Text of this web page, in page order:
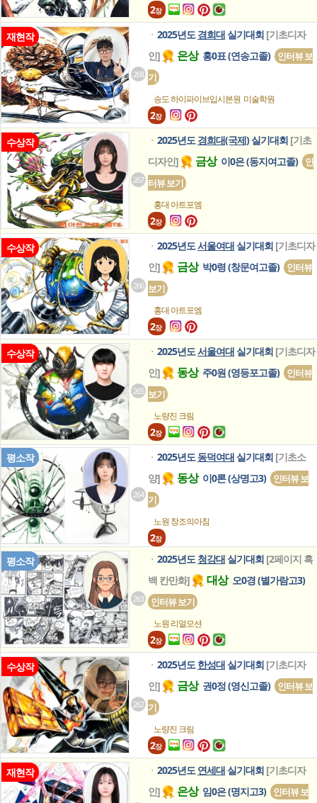
2장
재현작
268
ㆍ 2025년도 경희대 실기대회 [기초디자
인]
은상홍0표 (연송고졸)
인터뷰 보
기
송도 하이파이브입시본원 미술학원
2장
수상작
267
ㆍ 2025년도 경희대(국제) 실기대회 [기초
디자인]
금상이0은 (동지여고졸)
인
터뷰 보기
홍대 아트포엠
2장
수상작
266
ㆍ 2025년도서울여대 실기대회 [기초디자
인]
금상박0령 (창문여고졸)
인터뷰
보기
홍대 아트포엠
2장
수상작
265
ㆍ 2025년도서울여대 실기대회 [기초디자
인]
동상주0원 (영등포고졸)
인터뷰
보기
노량진 크림
2장
평소작
264
ㆍ 2025년도 동덕여대 실기대회 [기초소
양]
동상이0론 (상명고3)
인터뷰 보
기
노원 창조의아침
2장
평소작
263
ㆍ 2025년도 청강대 실기대회 [2페이지 흑
백 칸만화]
대상오0경 (별가람고3)
인터뷰 보기
노원 리얼모션
2장
수상작
262
ㆍ 2025년도 한성대 실기대회 [기초디자
인]
금상권0정 (영신고졸)
인터뷰 보
기
노량진 크림
2장
재현작 ㆍ 2025년도 연세대 실기대회 [기초디자
인]
은상임0은 (명지고3)
인터뷰 보